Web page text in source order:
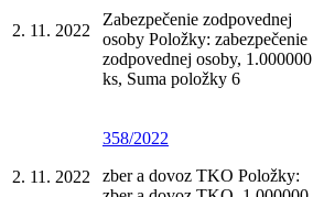
2. 11. 2022
Zabezpečenie zodpovednej
osoby Položky: zabezpečenie
zodpovednej osoby, 1.000000
ks, Suma položky 6
2. 11. 2022
358/2022
zber a dovoz TKO Položky: